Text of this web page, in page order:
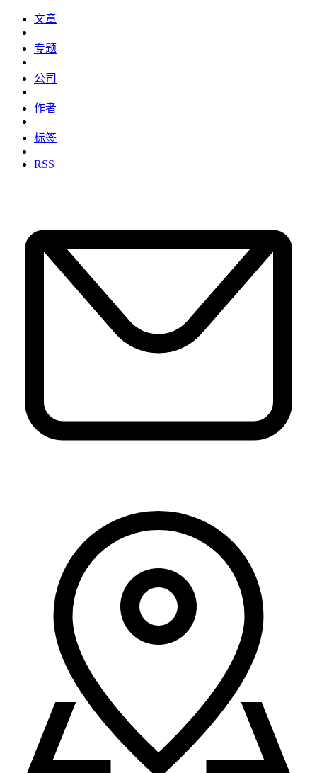
文章
|
专题
|
公司
|
作者
|
标签
|
RSS